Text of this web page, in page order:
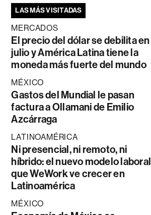
LAS MÁS VISITADAS
MERCADOS
El precio del dólar se debilita en
julio y América Latina tiene la
moneda más fuerte del mundo
MÉXICO
Gastos del Mundial le pasan
factura a Ollamani de Emilio
Azcárraga
LATINOAMÉRICA
Ni presencial, ni remoto, ni
híbrido: el nuevo modelo laboral
que WeWork ve crecer en
Latinoamérica
MÉXICO